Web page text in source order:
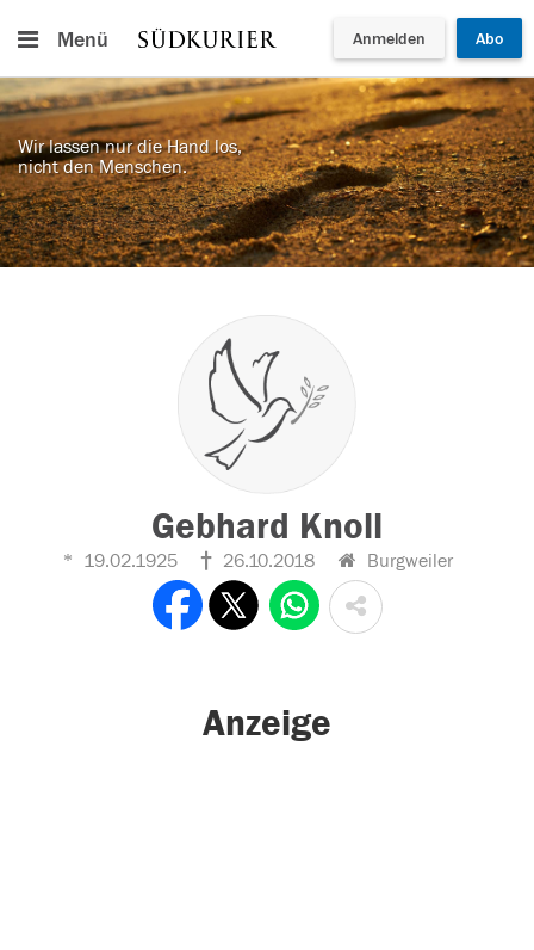
Menü Anmelden Abo
Wir lassen nur die Hand los,
nicht den Menschen.
Gebhard Knoll
19.02.1925 26.10.2018 Burgweiler
Anzeige